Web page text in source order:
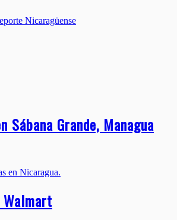
Nicaragüense
Grande, Managua